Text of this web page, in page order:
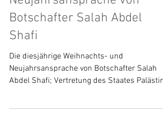
Weihnachts- und
Neujahrsansprache von
Shafi
Die diesjährige Weihnachts- und
Abdel Shafi; Vertretung des Staates Palästina